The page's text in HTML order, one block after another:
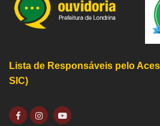
Lista de Responsáveis pelo
SIC)